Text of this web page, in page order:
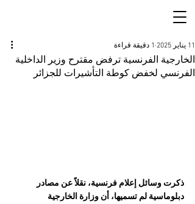
الخارجية الفرنسية ترفض مقترح وزير الداخلية
الفرنسي لخفض كوطة التأشيرات للجزائر
11 يناير 2025 1 دقيقة قراءة
ذكرت وسائل إعلام فرنسية، نقلاً عن مصادر
دبلوماسية لم تسميها، أن وزارة الخارجية